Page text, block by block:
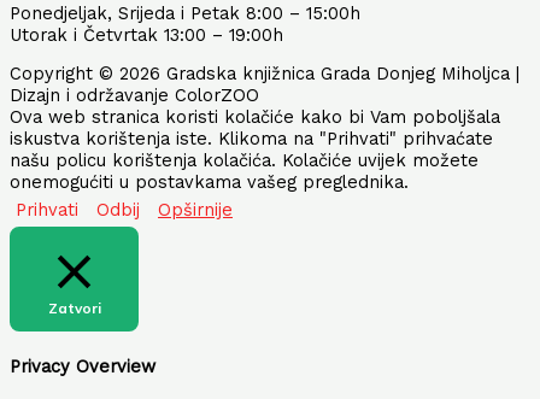
Ponedjeljak, Srijeda i Petak 8:00 – 15:00h
Utorak i Četvrtak 13:00 – 19:00h
Copyright © 2026 Gradska knjižnica Grada Donjeg Miholjca |
Dizajn i održavanje ColorZOO
Ova web stranica koristi kolačiće kako bi Vam poboljšala
iskustva korištenja iste. Klikoma na "Prihvati" prihvaćate
našu policu korištenja kolačića. Kolačiće uvijek možete
onemogućiti u postavkama vašeg preglednika.
Prihvati
Odbij Opširnije
Zatvori
Privacy Overview